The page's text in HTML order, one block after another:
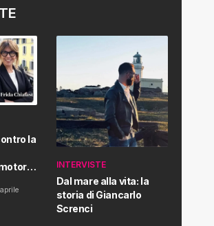
la
INTERVISTE
Dal mare alla vita: la
storia di Giancarlo
Screnci